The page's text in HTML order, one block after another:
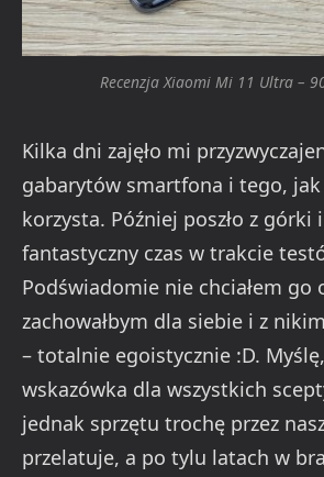
Recenzja Xiaomi Mi 11 Ultra –
Kilka dni zajęło mi
gabarytów smartfona i tego, jak
korzysta. Później poszło z górki
fantastyczny czas w trakcie
Podświadomie nie chciałem go
zachowałbym dla siebie i z
– totalnie egoistycznie :D.
wskazówka dla wszystkich
jednak sprzętu trochę przez
przelatuje, a po tylu latach w